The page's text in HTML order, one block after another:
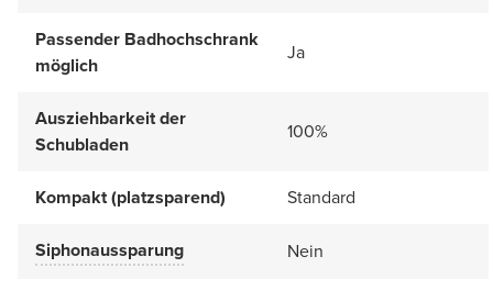
Passender Badhochschrank
möglich
Ja
Ausziehbarkeit der
Schubladen
100%
Kompakt (platzsparend) Standard
Siphonaussparung Nein